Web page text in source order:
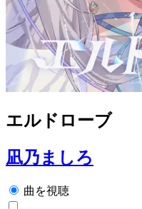
エルドローブ
凪乃ましろ
曲を視聴